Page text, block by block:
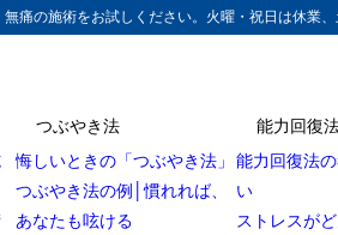
痛の施術をお試しください。火曜・祝日は休業
つぶやき法
悔しいときの「つぶやき法」
つぶやき法の例│慣れれば、
あなたも呟ける
能力回復
能力回復法
い
ストレスが